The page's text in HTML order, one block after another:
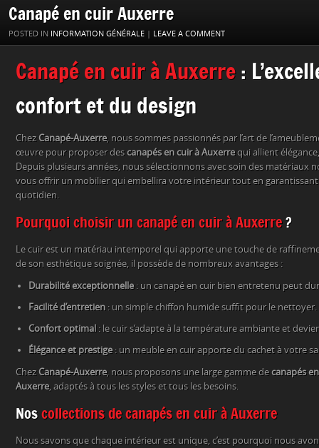
Canapé en cuir Auxerre
POSTED IN INFORMATION GÉNÉRALE | LEAVE A COMMENT
Canapé en cuir à Auxerre:
confort et du design
Chez Canapé-Auxerre, nous sommes passionnés par l’art de
œuvre pour proposer des canapés en cuir à Auxerrequi allient
Depuis plusieurs années, nous sélectionnons avec soin des matériaux
vous offrir un mobilier qui embellira votre intérieur tout en garantissant
quotidien.
Pourquoi choisir un canapé en cuir à Auxerre?
Le cuir est un matériau intemporel qui apporte une touche de
de son esthétique soignée, il possède de nombreux avantages :
Durabilité exceptionnelle: un canapé en cuir bien entretenu peut
Facilité d’entretien : un simple chiffon humide suffit pour le nettoyer.
Confort optimal : le cuir s’adapte à la température ambiante et
Élégance et prestige: un meuble en cuir apporte du cachet à votre
Chez Canapé-Auxerre, nous proposons une large gamme de canapés
Auxerre, adaptés à tous les styles et tous les besoins.
Noscollections de canapés en cuir à Auxerre
Nous savons que chaque intérieur est unique, c’est pourquoi nous